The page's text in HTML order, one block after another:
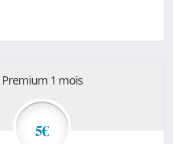
Premium 1 mois
5€